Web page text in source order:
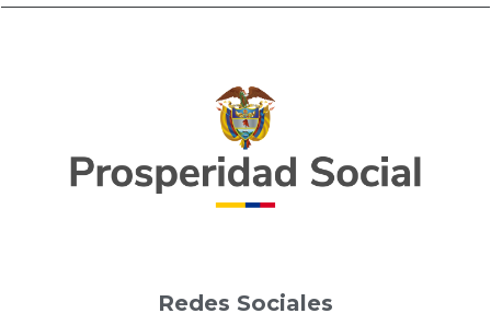
Redes Sociales